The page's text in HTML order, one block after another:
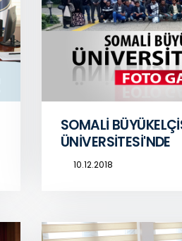
SOMALİ
ÜNİVERSİTESİ'NDE
10.12.2018